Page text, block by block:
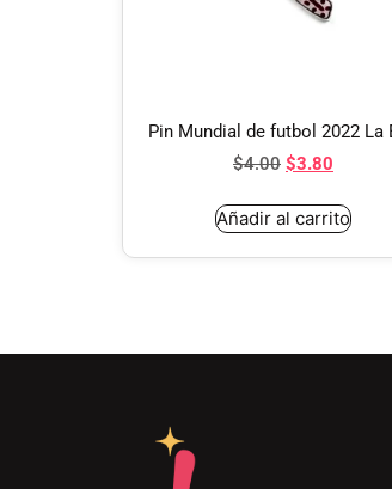
Pin Mundial de futbol 2022 La
$4.00 $3.80
Añadir al carrito